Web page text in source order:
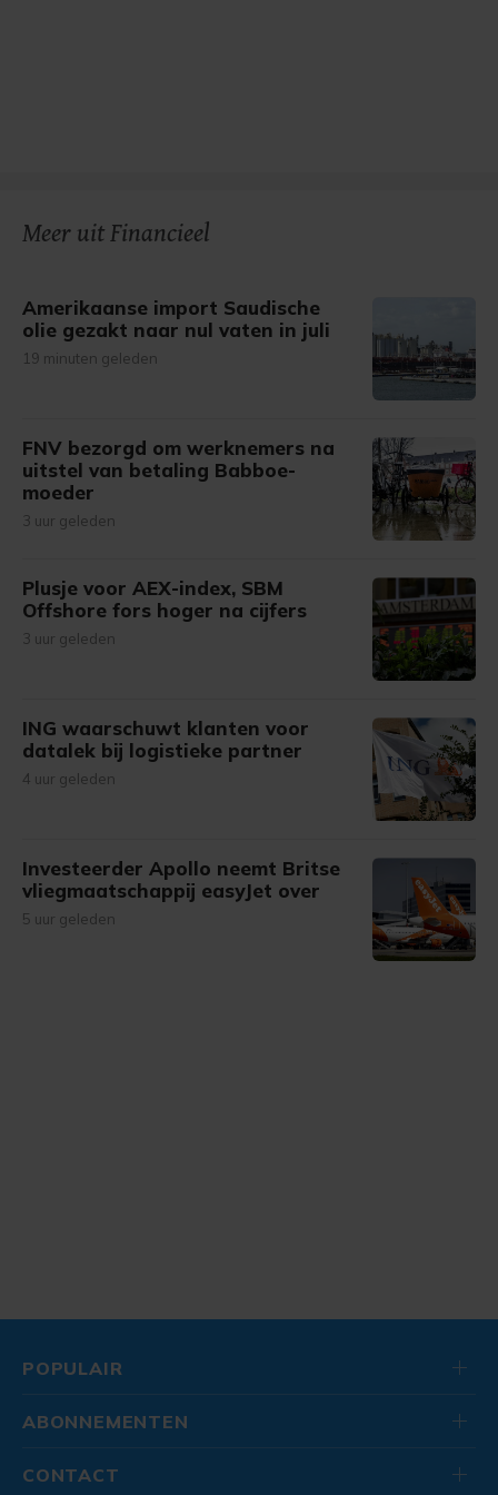
Meer uit Financieel
Amerikaanse import Saudische
olie gezakt naar nul vaten in juli
19 minuten geleden
FNV bezorgd om werknemers na
uitstel van betaling Babboe-
moeder
3 uur geleden
Plusje voor AEX-index, SBM
Offshore fors hoger na cijfers
3 uur geleden
ING waarschuwt klanten voor
datalek bij logistieke partner
4 uur geleden
Investeerder Apollo neemt Britse
vliegmaatschappij easyJet over
5 uur geleden
POPULAIR
ABONNEMENTEN
CONTACT